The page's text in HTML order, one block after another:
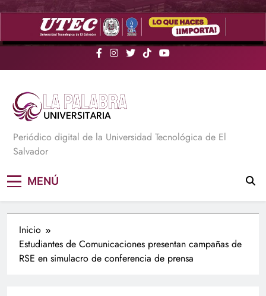
Saltar
La Palabra Universitaria
Periódico digital de la Universidad Tecnológica de El
Salvador
MENÚ
Inicio
Estudiantes de Comunicaciones presentan campañas de
RSE en simulacro de conferencia de prensa